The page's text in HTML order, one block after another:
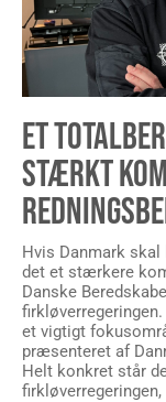
ET
STÆRKT
Hvis Danmark
det et stærkere
Danske
et vigtigt
præsenteret af
Helt konkret står